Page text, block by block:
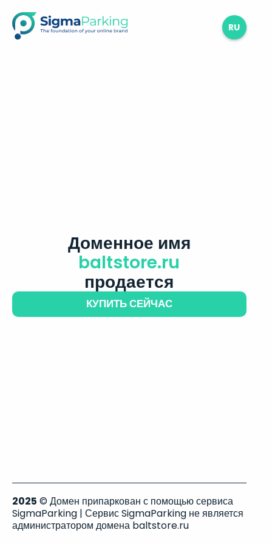
RU
Доменное имя
baltstore.ru
продается
КУПИТЬ СЕЙЧАС
2025 © Домен припаркован с помощью сервиса
SigmaParking | Сервис SigmaParking не является
администратором домена baltstore.ru